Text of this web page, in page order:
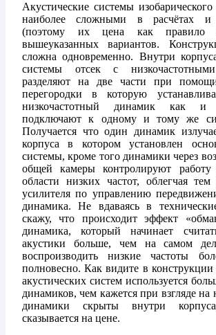
Акустические системы
наиболее сложными в расчётах и
(поэтому их цена как правило
вышеуказанных вариантов.
сложна одновременно. Внутри
системы отсек с
разделяют на две части при
перегородки в которую
низкочастотный динамик как
подключают к одному и тому же
Получается что один динамик
корпуса в котором установлен
системы, кроме того динамики через
общей камеры контролируют
области низких частот, облегчая
усилителя по управлению
динамика. Не вдаваясь в
скажу, что происходит эффект
динамика, который начинает
акустики больше, чем на самом
воспроизводить низкие частоты
полновесно. Как видите в конструкции
акустических систем используется
динамиков, чем кажется при взгляде на
динамики скрыты внутри
сказывается на цене.